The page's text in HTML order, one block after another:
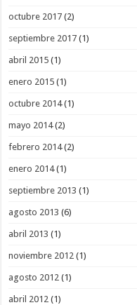
octubre 2017 (2)
septiembre 2017 (1)
abril 2015 (1)
enero 2015 (1)
octubre 2014(1)
mayo 2014(2)
febrero 2014(2)
enero 2014(1)
septiembre 2013 (1)
agosto 2013 (6)
abril 2013 (1)
noviembre 2012 (1)
agosto 2012 (1)
abril 2012 (1)